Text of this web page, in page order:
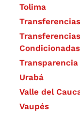
Tolima
Condicionadas
Transparencia
Urabá
Valle del
Vaupés